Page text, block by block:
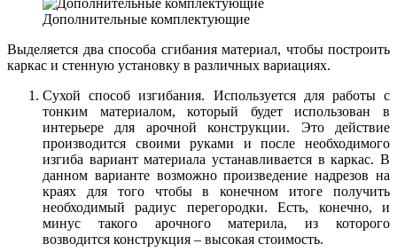
Дополнительные комплектующие
Выделяется два способа сгибания материал, чтобы построить
каркас и стенную установку в различных вариациях.
Сухой способ изгибания. Используется для работы с
тонким материалом, который будет использован в
интерьере для арочной конструкции. Это действие
производится своими руками и после необходимого
изгиба вариант материала устанавливается в каркас. В
данном варианте возможно произведение надрезов на
краях для того чтобы в конечном итоге получить
необходимый радиус перегородки. Есть, конечно, и
минус такого арочного материла, из которого
возводится конструкция – высокая стоимость.